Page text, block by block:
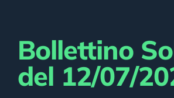
Bollettino
del 12/07/